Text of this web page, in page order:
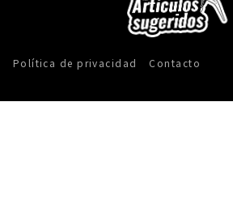
Política de privacidad Contacto